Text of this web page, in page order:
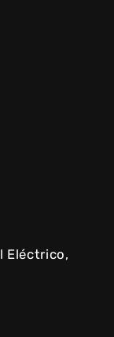
Eléctrico,